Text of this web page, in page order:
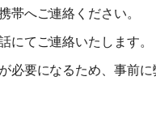
へご連絡ください。
てご連絡いたします。
要になるため、事前に
総合旅行業務取扱管理者とは
に関する責任者です。この旅
点があれば、ご遠慮なく下記